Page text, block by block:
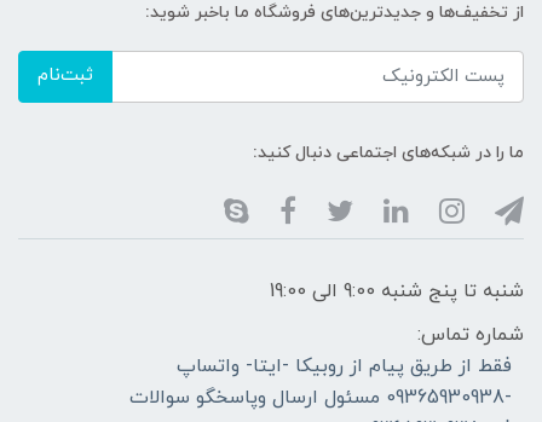
از تخفیف‌ها و جدیدترین‌های فروشگاه ما باخبر شوید:
ثبت‌نام
ما را در شبکه‌های اجتماعی دنبال کنید:
شنبه تا پنج شنبه 9:00 الی 19:00
شماره تماس:
فقط از طریق پیام از روبیکا -ایتا- واتساپ
-09365930938 مسئول ارسال وپاسخگو سوالات